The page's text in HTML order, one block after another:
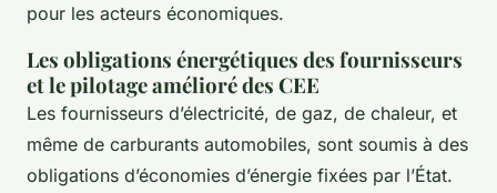
pour les acteurs économiques.
Les obligations énergétiques des fournisseurs
et le pilotage amélioré des CEE
Les fournisseurs d’électricité, de gaz, de chaleur, et
même de carburants automobiles, sont soumis à des
obligations d’économies d’énergie fixées par l’État.